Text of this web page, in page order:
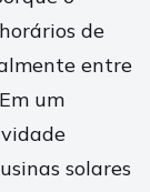
de
entre
um
solares